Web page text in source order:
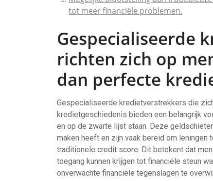
tot meer financiële problemen.
Gespecialiseerde
richten zich op
dan perfecte
Gespecialiseerde kredietverstrekkers die
kredietgeschiedenis bieden een belangrijk
en op de zwarte lijst staan. Deze
maken heeft en zijn vaak bereid om
traditionele credit score. Dit betekent dat
toegang kunnen krijgen tot financiële steun
onverwachte financiële tegenslagen te